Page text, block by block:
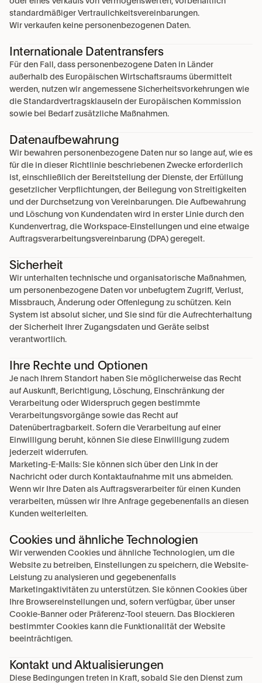
standardmäßiger Vertraulichkeitsvereinbarungen.
Wir verkaufen keine personenbezogenen Daten.
Internationale Datentransfers
Für den Fall, dass personenbezogene Daten in Länder
außerhalb des Europäischen Wirtschaftsraums übermittelt
werden, nutzen wir angemessene Sicherheitsvorkehrungen wie
die Standardvertragsklauseln der Europäischen Kommission
sowie bei Bedarf zusätzliche Maßnahmen.
Datenaufbewahrung
Wir bewahren personenbezogene Daten nur so lange auf, wie es
für die in dieser Richtlinie beschriebenen Zwecke erforderlich
ist, einschließlich der Bereitstellung der Dienste, der Erfüllung
gesetzlicher Verpflichtungen, der Beilegung von Streitigkeiten
und der Durchsetzung von Vereinbarungen. Die Aufbewahrung
und Löschung von Kundendaten wird in erster Linie durch den
Kundenvertrag, die Workspace-Einstellungen und eine etwaige
Auftragsverarbeitungsvereinbarung (DPA) geregelt.
Sicherheit
Wir unterhalten technische und organisatorische Maßnahmen,
um personenbezogene Daten vor unbefugtem Zugriff, Verlust,
Missbrauch, Änderung oder Offenlegung zu schützen. Kein
System ist absolut sicher, und Sie sind für die Aufrechterhaltung
der Sicherheit Ihrer Zugangsdaten und Geräte selbst
verantwortlich.
Ihre Rechte und Optionen
Je nach Ihrem Standort haben Sie möglicherweise das Recht
auf Auskunft, Berichtigung, Löschung, Einschränkung der
Verarbeitung oder Widerspruch gegen bestimmte
Verarbeitungsvorgänge sowie das Recht auf
Datenübertragbarkeit. Sofern die Verarbeitung auf einer
Einwilligung beruht, können Sie diese Einwilligung zudem
jederzeit widerrufen.
Marketing-E-Mails: Sie können sich über den Link in der
Nachricht oder durch Kontaktaufnahme mit uns abmelden.
Wenn wir Ihre Daten als Auftragsverarbeiter für einen Kunden
verarbeiten, müssen wir Ihre Anfrage gegebenenfalls an diesen
Kunden weiterleiten.
Cookies und ähnliche Technologien
Wir verwenden Cookies und ähnliche Technologien, um die
Website zu betreiben, Einstellungen zu speichern, die Website-
Leistung zu analysieren und gegebenenfalls
Marketingaktivitäten zu unterstützen. Sie können Cookies über
Ihre Browsereinstellungen und, sofern verfügbar, über unser
Cookie-Banner oder Präferenz-Tool steuern. Das Blockieren
bestimmter Cookies kann die Funktionalität der Website
beeinträchtigen.
Kontakt und Aktualisierungen
Diese Bedingungen treten in Kraft, sobald Sie den Dienst zum